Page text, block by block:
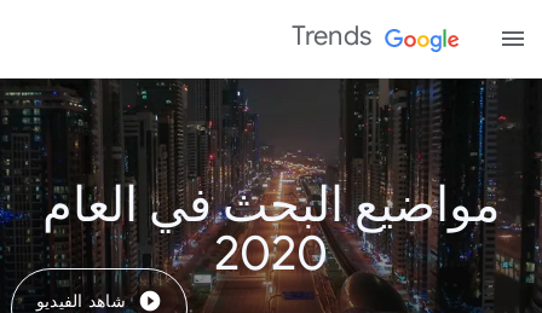
Trends
مواضيع البحث في العام
2020
شاهد الفيديو